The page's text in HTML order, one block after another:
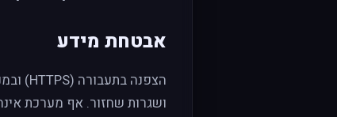
אבטחת מידע
ושגרות שחזור. אף מערכת אינה